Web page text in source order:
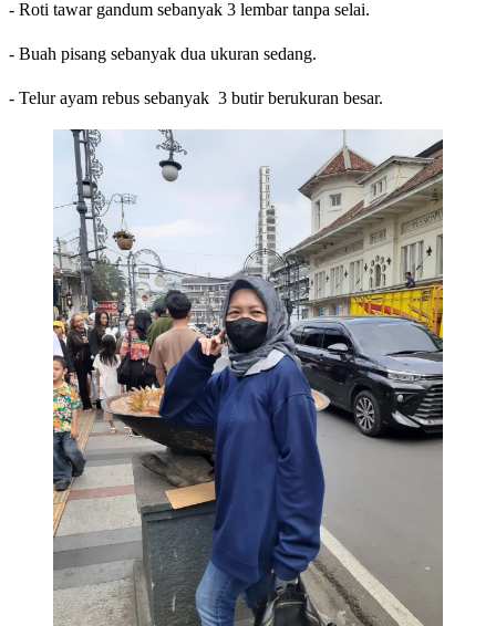
- Roti tawar gandum sebanyak 3 lembar tanpa selai.
- Buah pisang sebanyak dua ukuran sedang.
- Telur ayam rebus sebanyak 3 butir berukuran besar.